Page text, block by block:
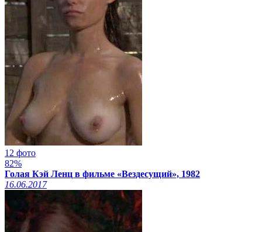
12 фото
82%
Голая Кэй Ленц в фильме «Вездесущий», 1982
16.06.2017